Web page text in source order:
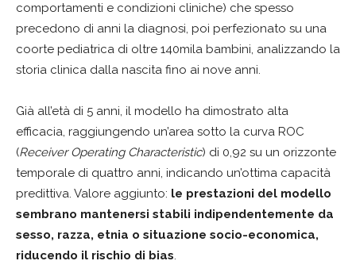
comportamenti e condizioni cliniche) che spesso
precedono di anni la diagnosi, poi perfezionato su una
coorte pediatrica di oltre 140mila bambini, analizzando la
storia clinica dalla nascita fino ai nove anni.
Già all’età di 5 anni, il modello ha dimostrato alta
efficacia, raggiungendo un’area sotto la curva ROC
(Receiver Operating Characteristic) di 0,92 su un orizzonte
temporale di quattro anni, indicando un’ottima capacità
predittiva. Valore aggiunto: le prestazioni del modello
sembrano mantenersi stabili indipendentemente da
sesso, razza, etnia o situazione socio-economica,
riducendo il rischio di bias.